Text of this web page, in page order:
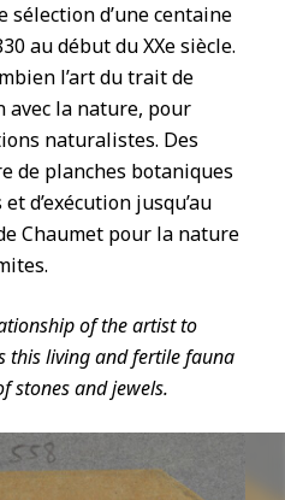
d’une centaine
au début du XXe siècle.
l’art du trait de
avec la nature, pour
naturalistes. Des
de planches botaniques
d’exécution jusqu’au
Chaumet pour la nature
of the artist to
this living and fertile fauna
stones and jewels.